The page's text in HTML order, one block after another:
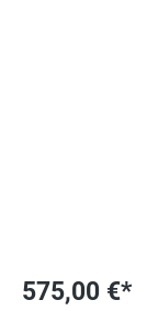
575,00 €*